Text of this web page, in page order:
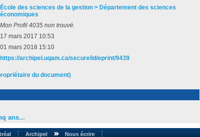
École des sciences de la gestion > Département des sciences
économiques
Mon Profil 4035 non trouvé.
17 mars 2017 10:53
01 mars 2018 15:10
https://archipel.uqam.ca/secure/id/eprint/9439
du document)
ans...
Archipel Nous écrire